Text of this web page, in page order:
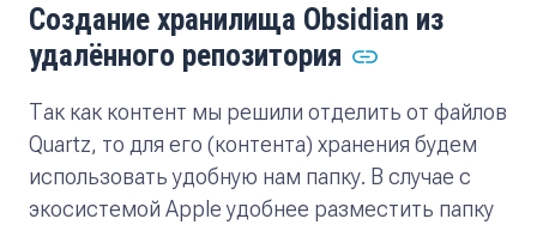
Создание хранилища Obsidian из
удалённого репозитория
Так как контент мы решили отделить от файлов
Quartz, то для его (контента) хранения будем
использовать удобную нам папку. В случае с
экосистемой Apple удобнее разместить папку